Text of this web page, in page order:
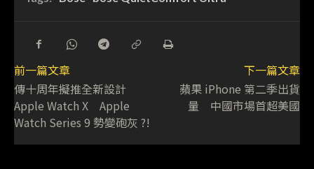
前一篇文章
傳十周年擬推全新設計
Apple Watch X Apple
Watch Series 9 勢變砲灰 ?!
下一篇文章
蘋果 iPhone 第二季出貨
量 中國市場首超美國